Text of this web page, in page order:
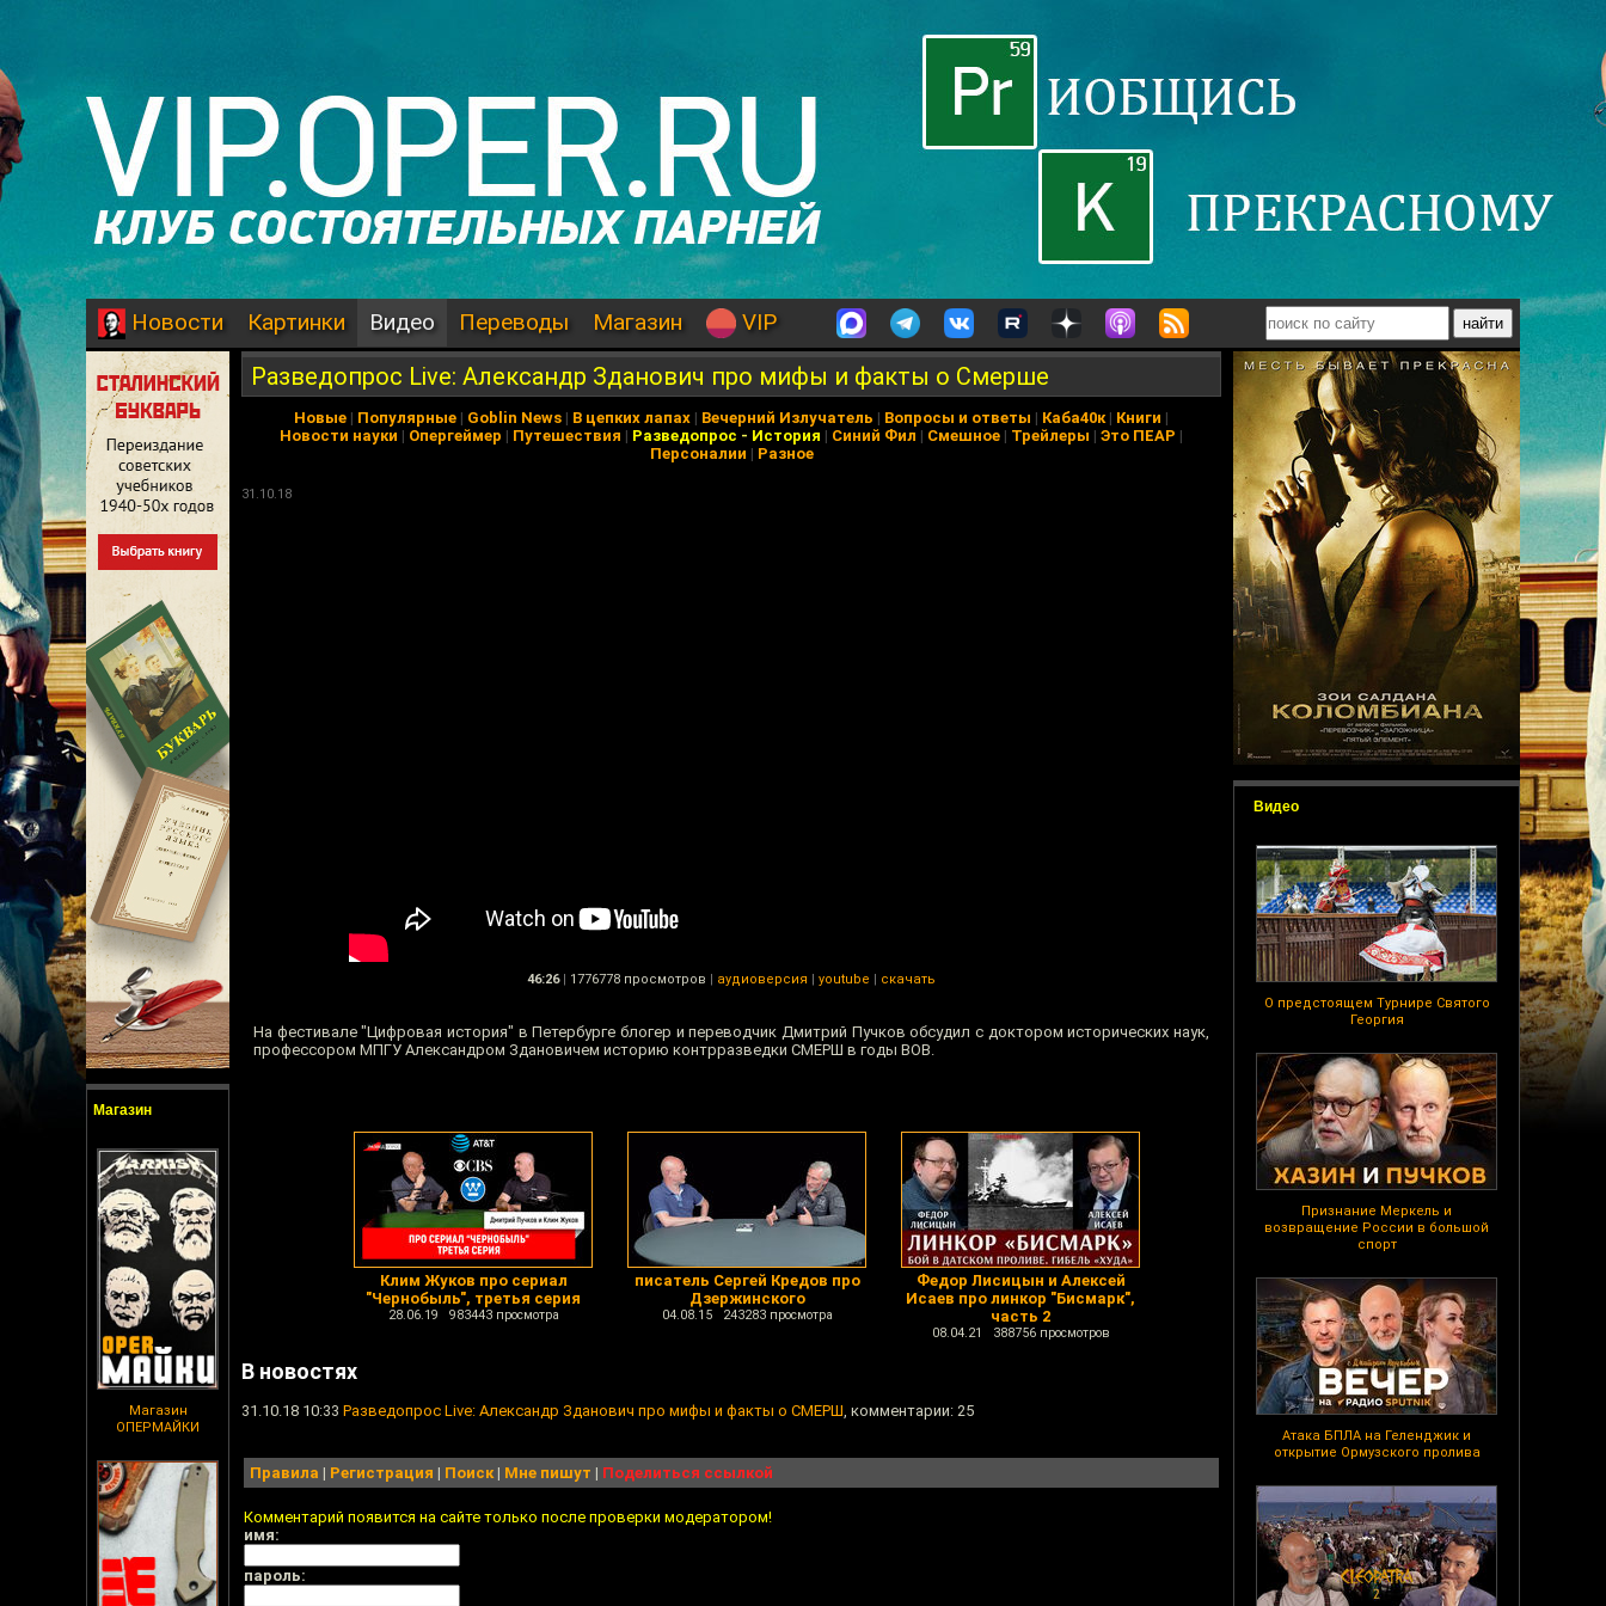
Новости Картинки Видео Переводы Магазин VIP
Магазин
Магазин
ОПЕРМАЙКИ
Видео
О предстоящем Турнире Святого
Георгия
Признание Меркель и
возвращение России в большой
спорт
Атака БПЛА на Геленджик и
открытие Ормузского пролива
Разведопрос Live: Александр Зданович про мифы и факты о Смерше
Новые | Популярные | Goblin News | В цепких лапах | Вечерний Излучатель | Вопросы и ответы | Каба40к| Книги |
Новости науки | Опергеймер | Путешествия | Разведопрос - История | Синий Фил | Смешное | Трейлеры | Это ПЕАР |
Персоналии | Разное
31.10.18
46:26 | 1776778 просмотров | аудиоверсия | youtube | скачать
На фестивале "Цифровая история" в Петербурге блогер и переводчик Дмитрий Пучков обсудил с доктором исторических наук,
профессором МПГУ Александром Здановичем историю контрразведки СМЕРШ в годы ВОВ.
Клим Жуков про сериал
"Чернобыль", третья серия
28.06.19 983443 просмотра
писатель Сергей Кредов про
Дзержинского
04.08.15 243283 просмотра
Федор Лисицын и Алексей
Исаев про линкор "Бисмарк",
часть 2
08.04.21 388756 просмотров
В новостях
31.10.18 10:33 Разведопрос Live: Александр Зданович про мифы и факты о СМЕРШ, комментарии: 25
Правила | Регистрация | Поиск| Мне пишут | Поделиться ссылкой
Комментарий появится на сайте только после проверки модератором!
имя:
пароль: